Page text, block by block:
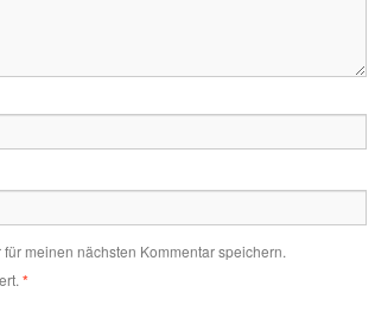
meinen nächsten Kommentar speichern.
*